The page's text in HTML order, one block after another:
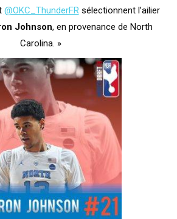
@OKC_ThunderFRsélectionnent l’ailier
Johnson, en provenance de North
Carolina. »